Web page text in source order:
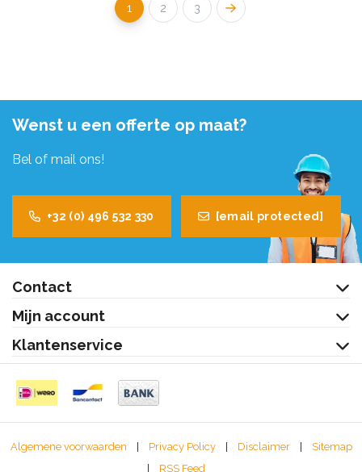
1 2 3
Wenst u een offerte op maat?
Bel of mail ons!
+32 (0) 496 532 330 [email protected]
Contact
Mijn account
Klantenservice
Algemene voorwaarden Privacy Policy Disclaimer
Sitemap
RSS Feed